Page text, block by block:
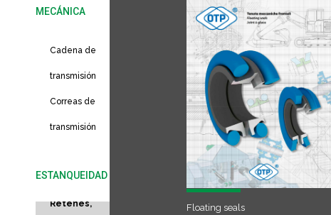
MECÁNICA
Cadena de
transmisión
Correas de
transmisión
ESTANQUEIDAD
Retenes, Floating seals